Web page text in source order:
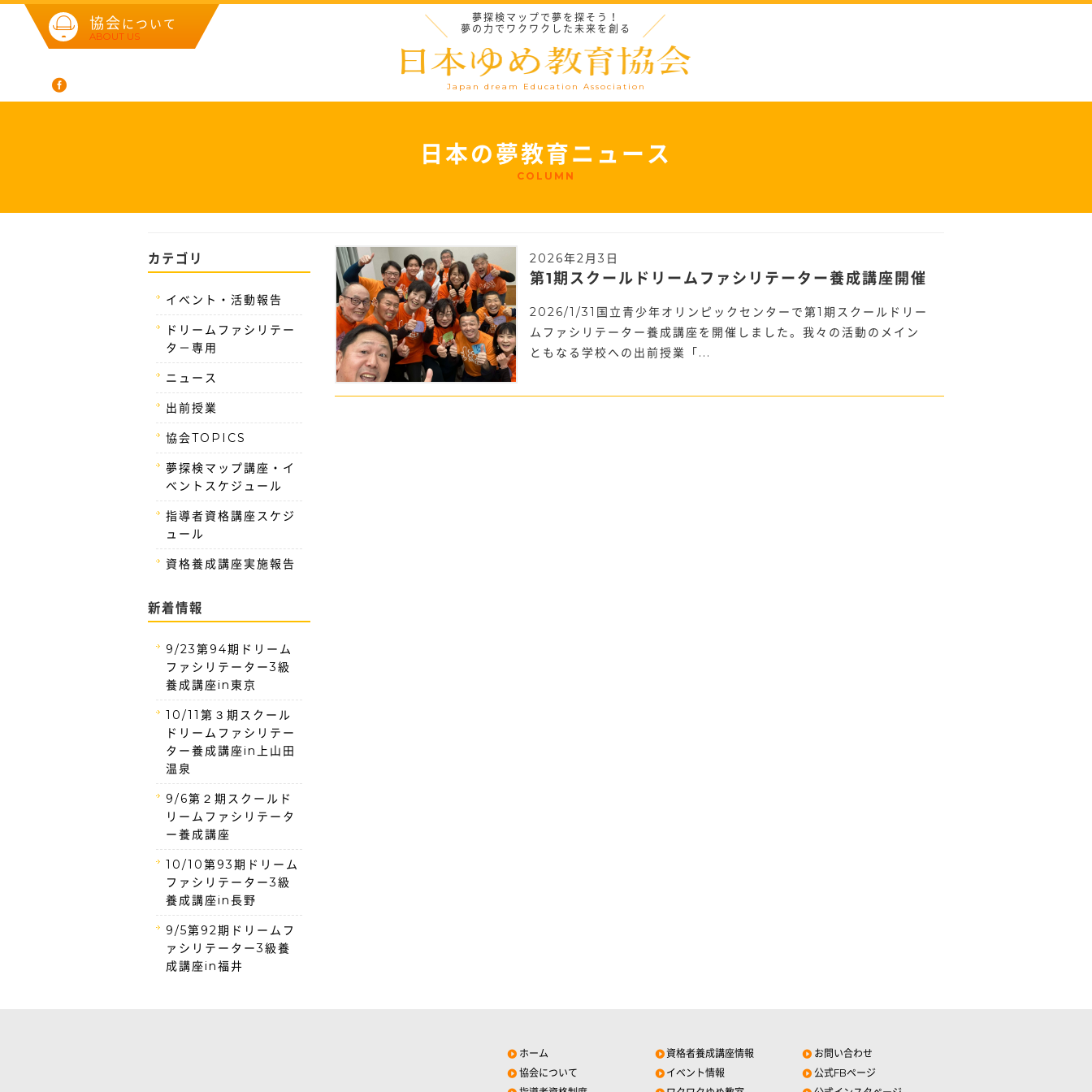
夢探検マップで夢を探そう！
夢の力でワクワクした未来を創る
Japan dream Education Association
協会 について
ABOUT US
日本の夢教育ニュース
COLUMN
2026年2月3日
第1期スクールドリームファシリテーター養成講座開催
2026/1/31国立青少年オリンピックセンターで第1期スクールドリー
ムファシリテーター養成講座を開催しました。我々の活動のメイン
ともなる学校への出前授業「...
カテゴリ
イベント・活動報告
ドリームファシリテー
タ－専用
ニュース
出前授業
協会TOPICS
夢探検マップ講座・イ
ベントスケジュール
指導者資格講座スケジ
ュール
資格養成講座実施報告
新着情報
9/23第94期ドリーム
ファシリテーター3級
養成講座in東京
10/11第３期スクール
ドリームファシリテー
ター養成講座in上山田
温泉
9/6第２期スクールド
リームファシリテータ
ー養成講座
10/10第93期ドリーム
ファシリテーター3級
養成講座in長野
9/5第92期ドリームフ
ァシリテーター3級養
成講座in福井
ホーム
協会について
資格者養成講座情報
イベント情報
お問い合わせ
公式FBページ